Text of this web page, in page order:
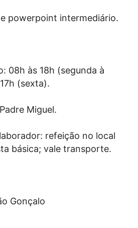
powerpoint intermediário.
08h às 18h (segunda à
(sexta).
Miguel.
refeição no local
básica; vale transporte.
Gonçalo